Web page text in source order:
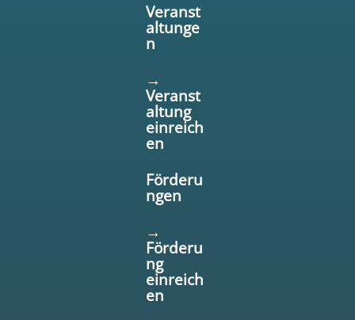
Veranst
altunge
n
→
Veranst
altung
einreich
en
Förderu
ngen
→
Förderu
ng
einreich
en